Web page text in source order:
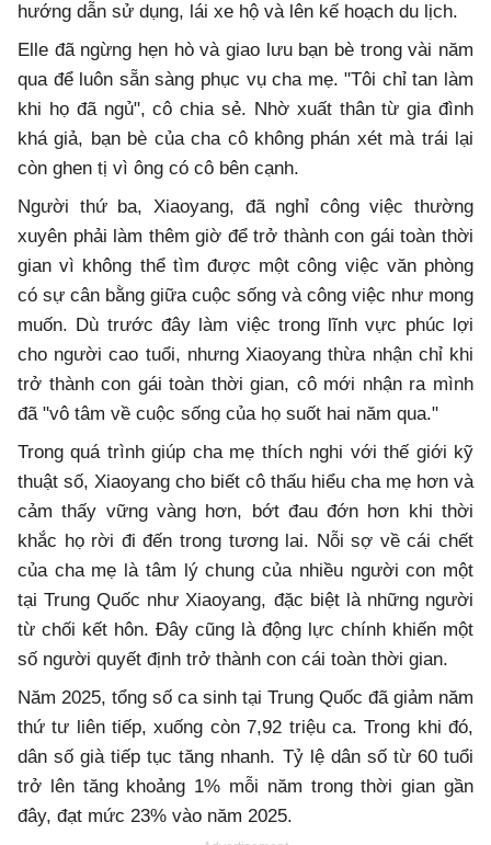
hướng dẫn sử dụng, lái xe hộ và lên kế hoạch du lịch.
Elle đã ngừng hẹn hò và giao lưu bạn bè trong vài năm
qua để luôn sẵn sàng phục vụ cha mẹ. "Tôi chỉ tan làm
khi họ đã ngủ", cô chia sẻ. Nhờ xuất thân từ gia đình
khá giả, bạn bè của cha cô không phán xét mà trái lại
còn ghen tị vì ông có cô bên cạnh.
Người thứ ba, Xiaoyang, đã nghỉ công việc thường
xuyên phải làm thêm giờ để trở thành con gái toàn thời
gian vì không thể tìm được một công việc văn phòng
có sự cân bằng giữa cuộc sống và công việc như mong
muốn. Dù trước đây làm việc trong lĩnh vực phúc lợi
cho người cao tuổi, nhưng Xiaoyang thừa nhận chỉ khi
trở thành con gái toàn thời gian, cô mới nhận ra mình
đã "vô tâm về cuộc sống của họ suốt hai năm qua."
Trong quá trình giúp cha mẹ thích nghi với thế giới kỹ
thuật số, Xiaoyang cho biết cô thấu hiểu cha mẹ hơn và
cảm thấy vững vàng hơn, bớt đau đớn hơn khi thời
khắc họ rời đi đến trong tương lai. Nỗi sợ về cái chết
của cha mẹ là tâm lý chung của nhiều người con một
tại Trung Quốc như Xiaoyang, đặc biệt là những người
từ chối kết hôn. Đây cũng là động lực chính khiến một
số người quyết định trở thành con cái toàn thời gian.
Năm 2025, tổng số ca sinh tại Trung Quốc đã giảm năm
thứ tư liên tiếp, xuống còn 7,92 triệu ca. Trong khi đó,
dân số già tiếp tục tăng nhanh. Tỷ lệ dân số từ 60 tuổi
trở lên tăng khoảng 1% mỗi năm trong thời gian gần
đây, đạt mức 23% vào năm 2025.